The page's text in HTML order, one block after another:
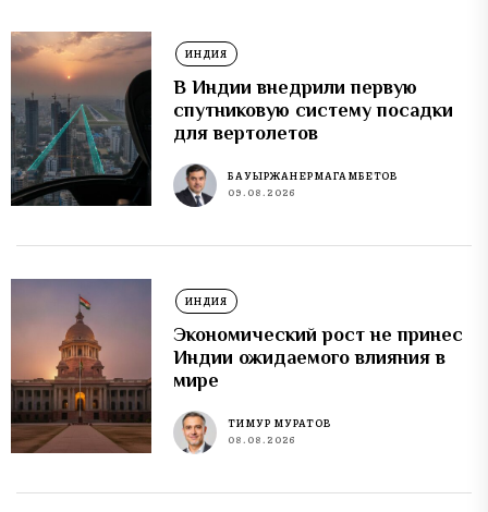
ИНДИЯ
В Индии внедрили первую
спутниковую систему посадки
для вертолетов
БАУЫРЖАН ЕРМАГАМБЕТОВ
09.08.2026
ИНДИЯ
Экономический рост не принес
Индии ожидаемого влияния в
мире
ТИМУР МУРАТОВ
08.08.2026